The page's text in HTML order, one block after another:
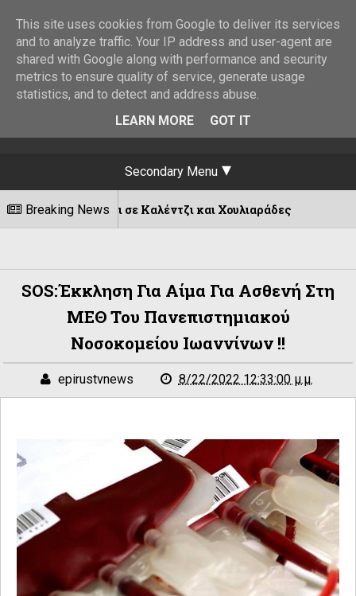
Secondary Menu
Breaking News
σε Καλέντζι και Χουλιαράδες 06/08/2026
SOS:Έκκληση Για Αίμα Για Ασθενή Στη
ΜΕΘ Του Πανεπιστημιακού
Νοσοκομείου Ιωαννίνων !!
epirustvnews 8/22/2022 12:33:00 μ.μ.
This site uses cookies from Google to deliver its services
and to analyze traffic. Your IP address and user-agent are
shared with Google along with performance and security
metrics to ensure quality of service, generate usage
statistics, and to detect and address abuse.
LEARN MORE
GOT IT